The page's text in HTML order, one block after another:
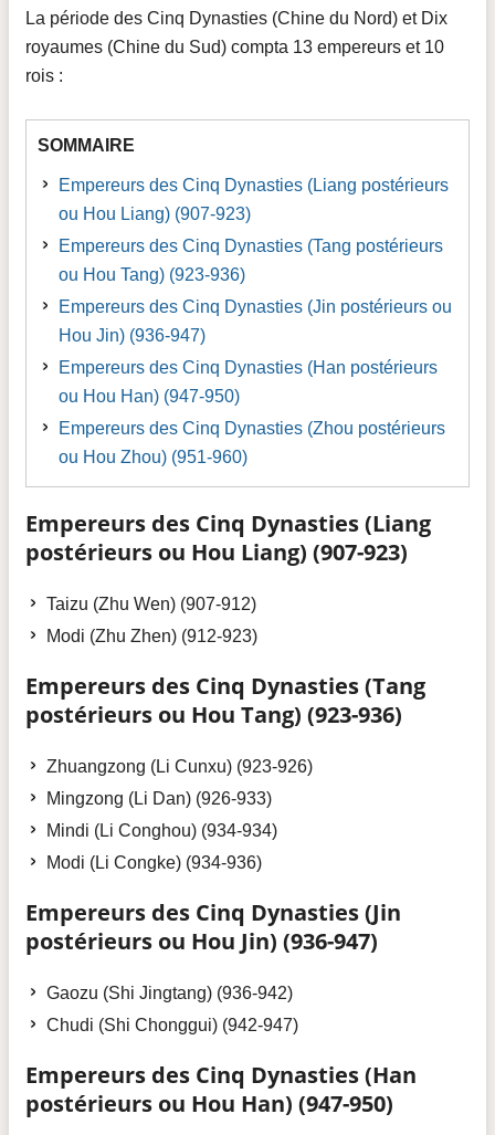
La période des Cinq Dynasties (Chine du Nord) et Dix
royaumes (Chine du Sud) compta 13 empereurs et 10
rois :
SOMMAIRE
Empereurs des Cinq Dynasties (Liang postérieurs
ou Hou Liang) (907-923)
Empereurs des Cinq Dynasties (Tang postérieurs
ou Hou Tang) (923-936)
Empereurs des Cinq Dynasties (Jin postérieurs ou
Hou Jin) (936-947)
Empereurs des Cinq Dynasties (Han postérieurs
ou Hou Han) (947-950)
Empereurs des Cinq Dynasties (Zhou postérieurs
ou Hou Zhou) (951-960)
Empereurs des Cinq Dynasties (Liang
postérieurs ou Hou Liang) (907-923)
Taizu (Zhu Wen) (907-912)
Modi (Zhu Zhen) (912-923)
Empereurs des Cinq Dynasties (Tang
postérieurs ou Hou Tang) (923-936)
Zhuangzong (Li Cunxu) (923-926)
Mingzong (Li Dan) (926-933)
Mindi (Li Conghou) (934-934)
Modi (Li Congke) (934-936)
Empereurs des Cinq Dynasties (Jin
postérieurs ou Hou Jin) (936-947)
Gaozu (Shi Jingtang) (936-942)
Chudi (Shi Chonggui) (942-947)
Empereurs des Cinq Dynasties (Han
postérieurs ou Hou Han) (947-950)